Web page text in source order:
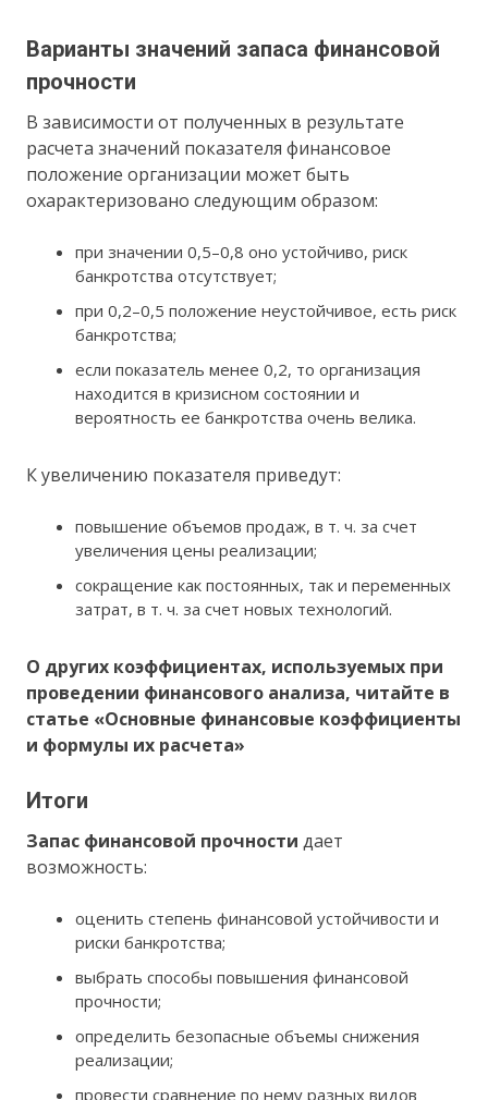
Варианты значений запаса финансовой
прочности
В зависимости от полученных в результате
расчета значений показателя финансовое
положение организации может быть
охарактеризовано следующим образом:
при значении 0,5–0,8 оно устойчиво, риск
банкротства отсутствует;
при 0,2–0,5 положение неустойчивое, есть риск
банкротства;
если показатель менее 0,2, то организация
находится в кризисном состоянии и
вероятность ее банкротства очень велика.
К увеличению показателя приведут:
повышение объемов продаж, в т. ч. за счет
увеличения цены реализации;
сокращение как постоянных, так и переменных
затрат, в т. ч. за счет новых технологий.
О других коэффициентах, используемых при
проведении финансового анализа, читайте в
статье «Основные финансовые коэффициенты
и формулы их расчета»
Итоги
Запас финансовой прочности дает
возможность:
оценить степень финансовой устойчивости и
риски банкротства;
выбрать способы повышения финансовой
прочности;
определить безопасные объемы снижения
реализации;
провести сравнение по нему разных видов